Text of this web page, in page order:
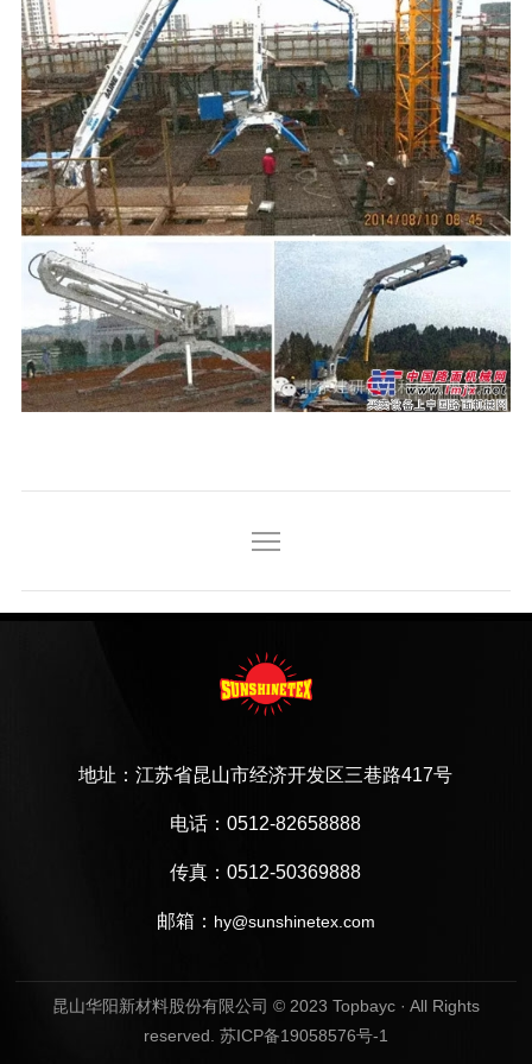
地址：江苏省昆山市经济开发区三巷路417号
电话：0512-82658888
传真：0512-50369888
邮箱： hy@sunshinetex.com
昆山华阳新材料股份有限公司 © 2023 Topbayc · All Rights
reserved. 苏ICP备19058576号-1